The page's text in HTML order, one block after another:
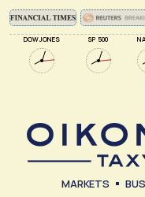
DOW JONES SP 500
MARKETS